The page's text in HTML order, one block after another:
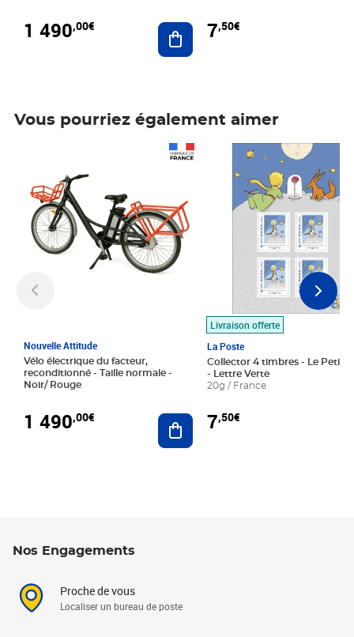
1 490,00€ Ajouter au panier
7,50€
Vous pourriez également aimer
Nouvelle Attitude
Vélo électrique du facteur,
reconditionné - Taille normale -
Noir/ Rouge
1 490,00€ Ajouter au panier
Livraison offerte
La Poste
Collector 4 timbres - Le Petit
- Lettre Verte
20g / France
7,50€
Prix 7,50€
Nos Engagements
Proche de vous
Localiser un bureau de poste